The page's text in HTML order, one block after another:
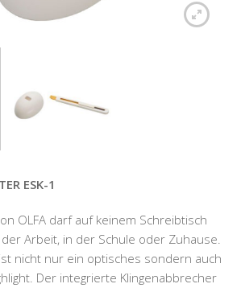
ESK-1
OLFA darf auf keinem Schreibtisch
Arbeit, in der Schule oder Zuhause.
nicht nur ein optisches sondern auch
Der integrierte Klingenabbrecher